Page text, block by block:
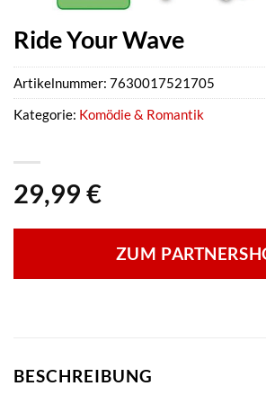
Ride Your Wave
29,99 €
ZUM
Artikelnummer: 7630017521705
Kategorie: Komödie & Romantik
BESCHREIBUNG